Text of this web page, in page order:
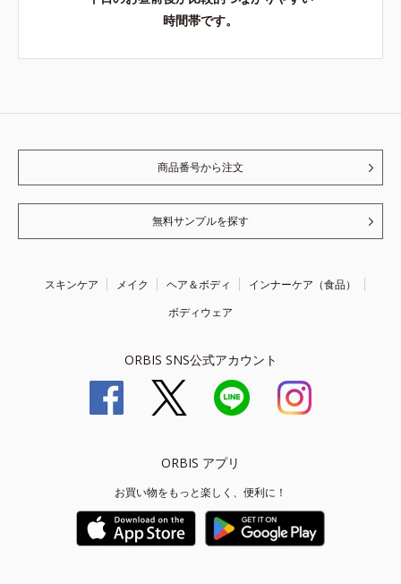
時間帯です。
商品番号から注文
無料サンプルを探す
スキンケア メイク ヘア＆ボディ
インナーケア（食品）
ボディウェア
ORBIS SNS公式アカウント
ORBIS アプリ
お買い物をもっと楽しく、便利に！